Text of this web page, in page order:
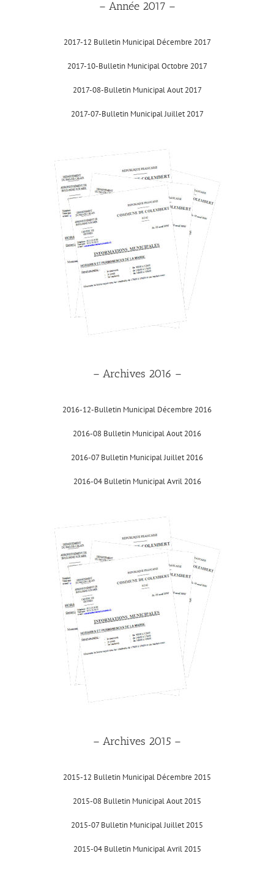
– Année 2017 –
2017-12 Bulletin Municipal Décembre 2017
2017-10-Bulletin Municipal Octobre 2017
2017-08-Bulletin Municipal Aout 2017
2017-07-Bulletin Municipal Juillet 2017
– Archives 2016 –
2016-12-Bulletin Municipal Décembre 2016
2016-08 Bulletin Municipal Aout 2016
2016-07 Bulletin Municipal Juillet 2016
2016-04 Bulletin Municipal Avril 2016
– Archives 2015 –
2015-12 Bulletin Municipal Décembre 2015
2015-08 Bulletin Municipal Aout 2015
2015-07 Bulletin Municipal Juillet 2015
2015-04 Bulletin Municipal Avril 2015